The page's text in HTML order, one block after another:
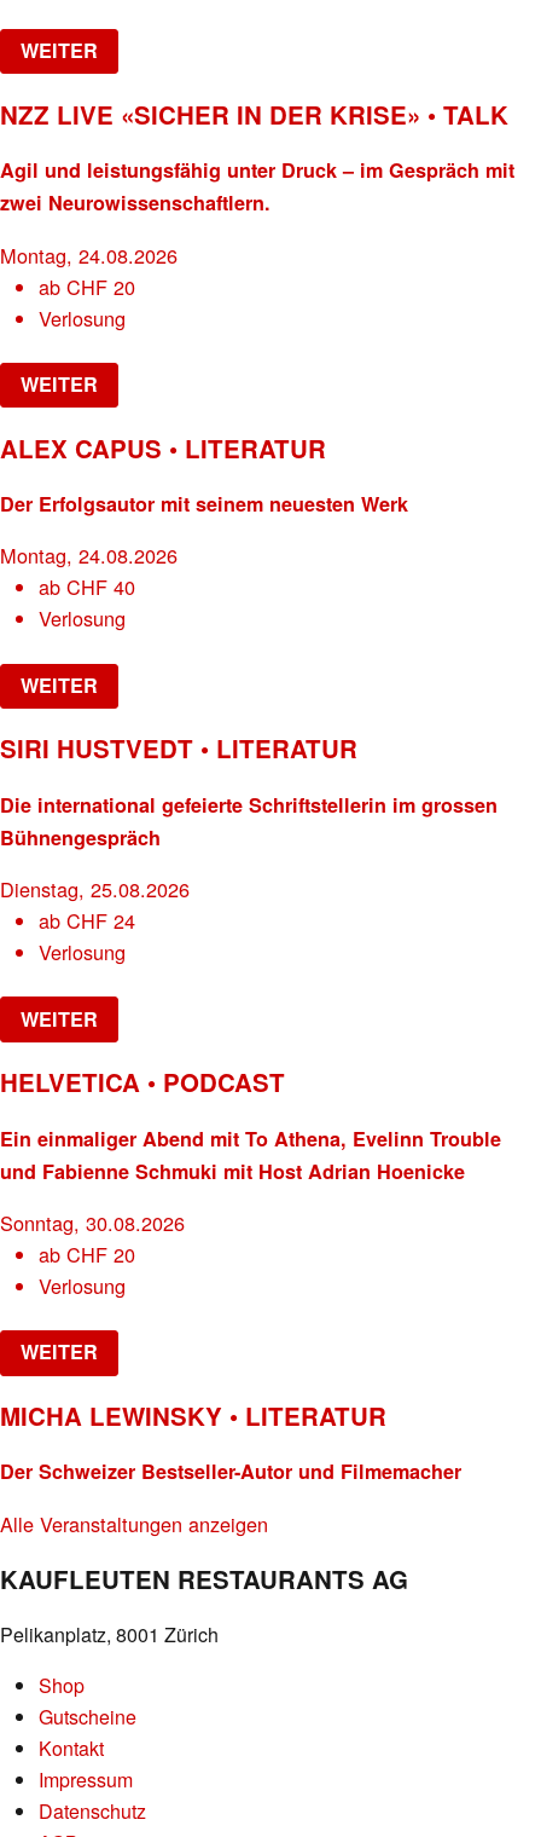
WEITER
NZZ LIVE «SICHER IN DER KRISE» • TALK
Agil und leistungsfähig unter Druck – im Gespräch mit
zwei Neurowissenschaftlern.
Montag, 24.08.2026
abCHF 20
Verlosung
WEITER
ALEX CAPUS • LITERATUR
Der Erfolgsautor mit seinem neuesten Werk
Montag, 24.08.2026
abCHF 40
Verlosung
WEITER
SIRI HUSTVEDT • LITERATUR
Die international gefeierte Schriftstellerin im grossen
Bühnengespräch
Dienstag, 25.08.2026
abCHF 24
Verlosung
WEITER
HELVETICA • PODCAST
Ein einmaliger Abend mit To Athena, Evelinn Trouble
und Fabienne Schmuki mit Host Adrian Hoenicke
Sonntag, 30.08.2026
abCHF 20
Verlosung
WEITER
MICHA LEWINSKY • LITERATUR
Der Schweizer Bestseller-Autor und Filmemacher
Alle Veranstaltungen anzeigen
KAUFLEUTEN RESTAURANTS AG
Pelikanplatz, 8001 Zürich
Shop
Gutscheine
Kontakt
Impressum
Datenschutz